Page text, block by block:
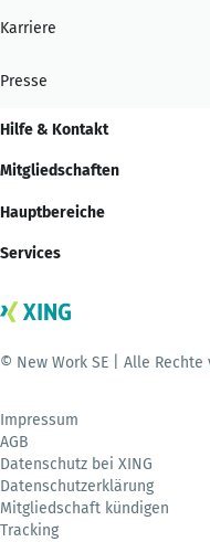
Karriere
Presse
Hilfe & Kontakt
Mitgliedschaften
Hauptbereiche
Services
© New Work SE | Alle
Impressum
AGB
Datenschutz bei XING
Datenschutzerklärung
Mitgliedschaft kündigen
Tracking